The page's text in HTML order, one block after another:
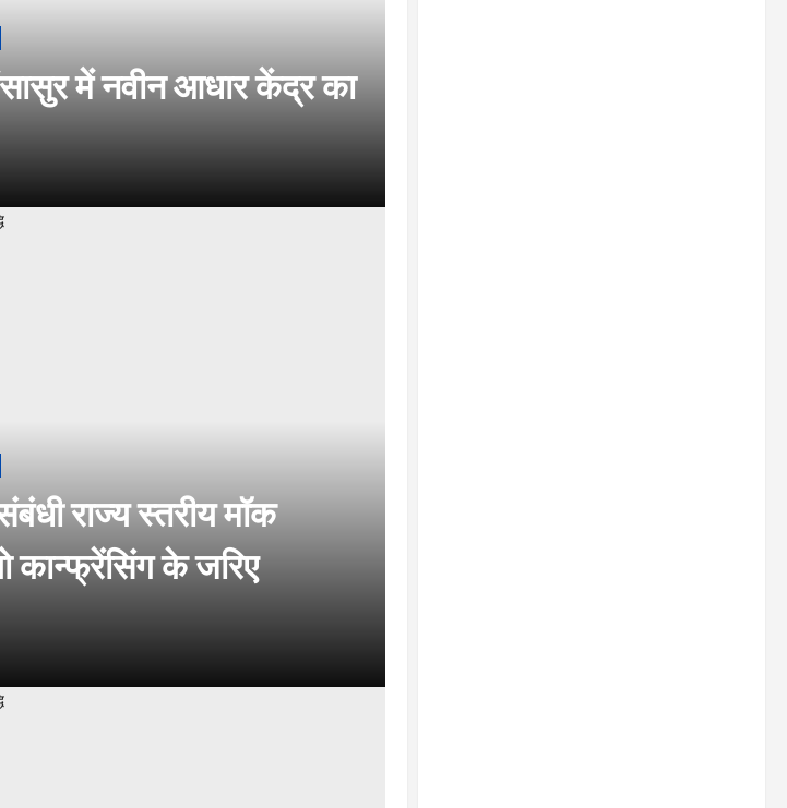
में नवीन आधार केंद्र का
राज्य स्तरीय मॉक
कान्फ्रेंसिंग के जरिए